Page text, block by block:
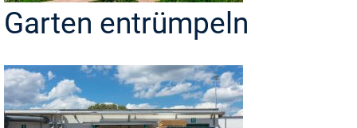
Garten entrümpeln